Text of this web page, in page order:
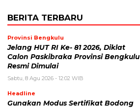
BERITA TERBARU
Provinsi Bengkulu
Jelang HUT RI Ke- 81 2026, Diklat
Calon Paskibraka Provinsi Bengkulu
Resmi Dimulai
Sabtu, 8 Agu 2026 - 12:02 WIB
Headline
Gunakan Modus Sertifikat Bodong